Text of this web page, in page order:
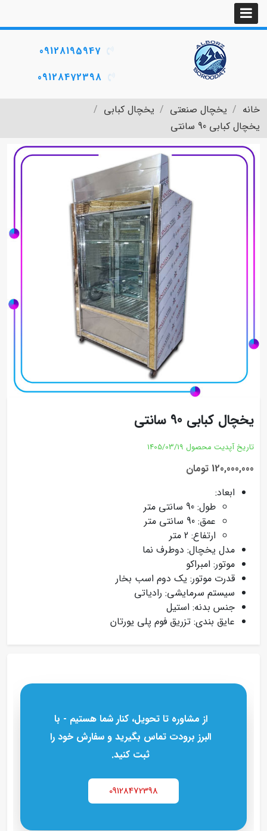
09128195947
09128472398
خانه یخچال صنعتی
یخچال کبابی
یخچال کبابی 90 سانتی
یخچال کبابی 90 سانتی
تاریخ آپدیت محصول 1405/03/19
120,000,000 تومان
ابعاد:
طول: 90 سانتی متر
عمق: 90 سانتی متر
ارتفاع: 2 متر
مدل یخچال: دوطرف نما
موتور: امبراکو
قدرت موتور: یک دوم اسب بخار
سیستم سرمایشی: رادیاتی
جنس بدنه: استیل
عایق بندی: تزریق فوم پلی یورتان
از مشاوره تا تحویل، کنار شما هستیم - با
البرز برودت تماس بگیرید و سفارش خود را
ثبت کنید.
09128472398